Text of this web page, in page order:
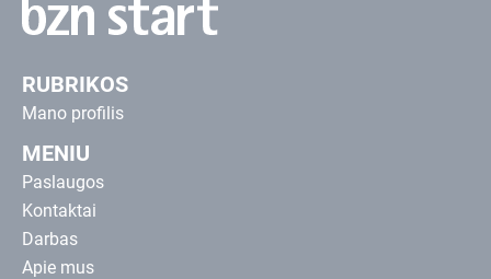
RUBRIKOS
Mano profilis
MENIU
Paslaugos
Kontaktai
Darbas
Apie mus